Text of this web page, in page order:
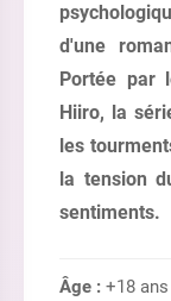
d'une
Portée par
Hiiro, la
les
la tension
sentiments.
Âge : +18 ans